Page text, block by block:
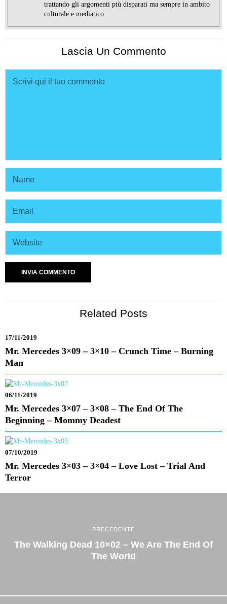
trattando gli argomenti più disparati ma sempre in ambito
culturale e mediatico.
Lascia Un Commento
Related Posts
17/11/2019
Mr. Mercedes 3×09 – 3×10 – Crunch Time – Burning
Man
06/11/2019
Mr. Mercedes 3×07 – 3×08 – The End Of The
Beginning – Mommy Deadest
07/10/2019
Mr. Mercedes 3×03 – 3×04 – Love Lost – Trial And
Terror
PRECEDENTE
The Walking Dead 10×02 – We Are The End Of
The World